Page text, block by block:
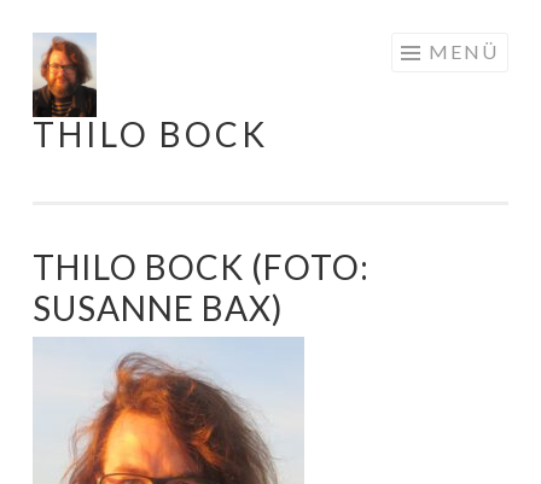
Springe
zum
Inhalt
THILO BOCK
MENÜ
THILO BOCK (FOTO:
SUSANNE BAX)